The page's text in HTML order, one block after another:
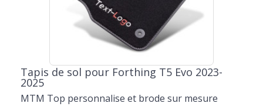
Tapis de sol pour Forthing T5 Evo 2023-
2025
MTM Top personnalise et brode sur mesure